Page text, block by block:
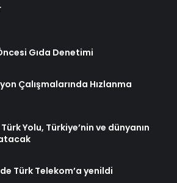
Gıda Denetimi
Çalışmalarında Hızlanma
Yolu, Türkiye’nin ve dünyanın
Türk Telekom’a yenildi